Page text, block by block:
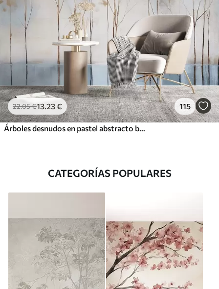
22.05€13 .23€ 115
CATEGORÍAS POPULARES